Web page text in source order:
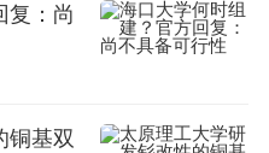
发展中的重难点问题，
高质量咨政报告”和“开
复：尚
铜基双